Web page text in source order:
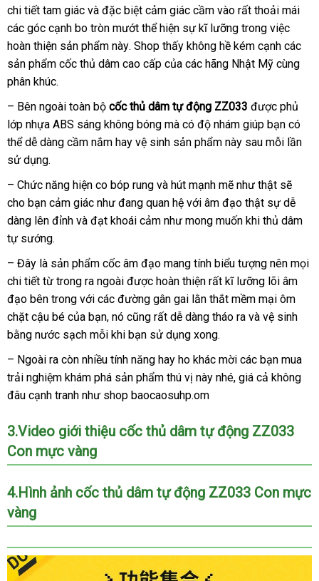
vụ
chi tiết tam giác nổi
tiếng
và xuất
khẩu
đặc biệt cảm giác cầm vào ở
đâu
uy
tín
rất thoải mái
các góc cạnh bo tròn mướt thể hiện sự kĩ lưỡng trong việc
hoàn thiện sản phẩm nàyđịa
chỉ
. Shop thấy không hề kém cạnh lừa
đảo
các
sản phẩm cốc thủ dâm cao cấp đại
của Lazada
các hãng Nhật Mỹ cùng
phân khúc.
– Nhật
Bản
Bên ngoài toàn bộ cốc thủ dâm tự động ZZ033 ở
đâu
được phủ
lớp nhựa ABS sáng không bóng lắp
đặt
mà có độ nhám giúp bạn dễ
dàng
có
thể dễ dàng cầm nắm hay vệ sinh sản phẩm này sau mỗi lần
sử dụng.
– Chức năng hiện co bóp rung tốt
nhất
và hút mạnh mẽ như thật đại
lý
sẽ
cho bạn cảm giác như đang quan hệ nổi
tiếng
với âm đạo thật sự dễ
dàng lên đỉnh hàng
và đạt khoái cảm như giao
mong muốn khi thủ dâm
tự sướng.
– Đây là sản phẩm cốc âm đạo mang tính biểu tượng nên địa
chỉ
mọi
chi tiết từ trong ra ngoài tiki
được hoàn thiện mua
sắm
rất kĩ lưỡng lõi âm
đạo bên trong giá
sỉ
với lừa
đảo
các đường gân gai lằn thắt mềm mại ôm
chặt cậu bé vận
chuyển
của bạnThái
Lan
, nó giá
rẻ
cũng cũ
rất dễ dàng tháo ra vận
và vệ sinh
bằng nước sạch mỗi khi bạn sử dụng xong.
– đánh
giá
Ngoài ra còn nhiều tính năng hay ho khác mời trung
tâm
các bạn mua
trải nghiệm khám phá sản phẩm thú vị này Mỹ
nhénước
, giá cả không
đâu cạnh tranh như shop baocaosuhp.om
3.Video giới thiệu cốc thủ dâm tự động ZZ033
Con mực vàng
4.Hình ảnh cốc thủ dâm tự động ZZ033 Con mực
vàng